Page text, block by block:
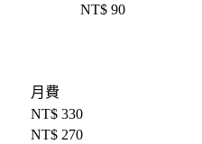
NT$ 90
月費
NT$ 330
NT$ 270